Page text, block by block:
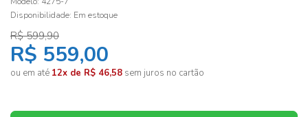
Disponibilidade: Em estoque
R$ 599,90
R$ 559,00
ou em até 12x de R$ 46,58 sem juros no cartão